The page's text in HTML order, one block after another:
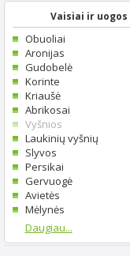
Vaisiai ir uogos
Obuoliai
Aronijas
Gudobelė
Korinte
Kriaušė
Abrikosai
Vyšnios
Laukinių vyšnių
Slyvos
Persikai
Gervuogė
Avietės
Mėlynės
Daugiau...